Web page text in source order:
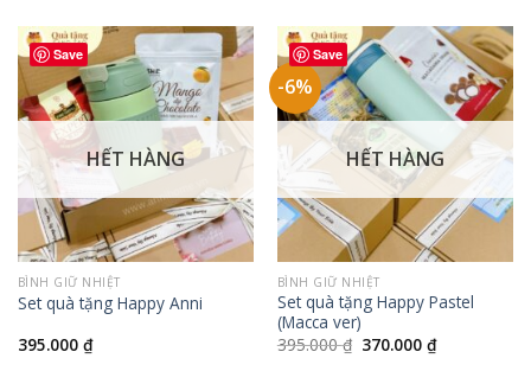
410.000 ₫.
Save
HẾT HÀNG
BÌNH GIỮ NHIỆT
Set quà tặng Happy Anni
395.000 ₫
Save
-6%
HẾT HÀNG
BÌNH GIỮ NHIỆT
Set quà tặng Happy Pastel
(Macca ver)
395.000₫ Giá
gốc
370.000 ₫Giá
hiện